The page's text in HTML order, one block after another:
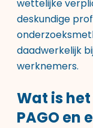
wettelijke
deskundige
daadwerkelijk
werknemers.
Wat is
PAGO en